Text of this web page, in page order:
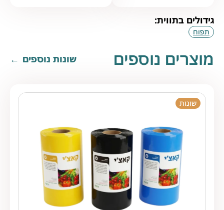
גידולים בתווית:
תפוח
מוצרים נוספים שונות נוספים
שונות